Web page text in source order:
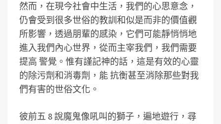
然而，在現今社會中生活，我們的心思意念，
仍會受到很多世俗的教訓和似是而非的價值觀
所影響，透過朋輩的感染，它們可能靜悄悄地
進入我們內心世界，從而主宰我們，我們需要
提高 警覺。惟有謹記神的話，這是有效的心靈
的除污劑和消毒劑，能 抗衡甚至消除那些對我
們有害的世俗文化。
彼前五 8 說魔鬼像吼叫的獅子，遍地遊行，尋